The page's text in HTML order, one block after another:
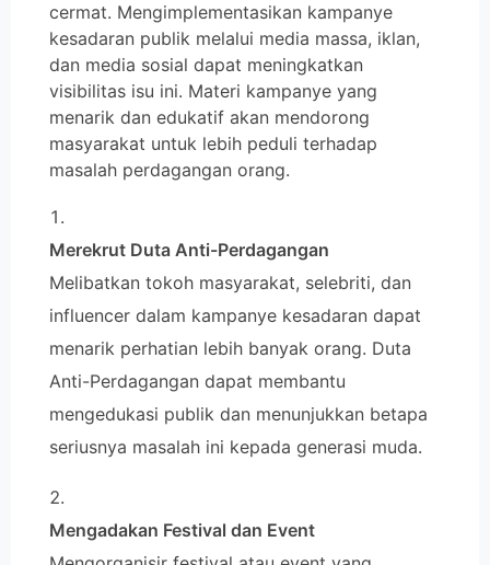
cermat. Mengimplementasikan kampanye
kesadaran publik melalui media massa, iklan,
dan media sosial dapat meningkatkan
visibilitas isu ini. Materi kampanye yang
menarik dan edukatif akan mendorong
masyarakat untuk lebih peduli terhadap
masalah perdagangan orang.
Merekrut Duta Anti-Perdagangan
Melibatkan tokoh masyarakat, selebriti, dan
influencer dalam kampanye kesadaran dapat
menarik perhatian lebih banyak orang. Duta
Anti-Perdagangan dapat membantu
mengedukasi publik dan menunjukkan betapa
seriusnya masalah ini kepada generasi muda.
Mengadakan Festival dan Event